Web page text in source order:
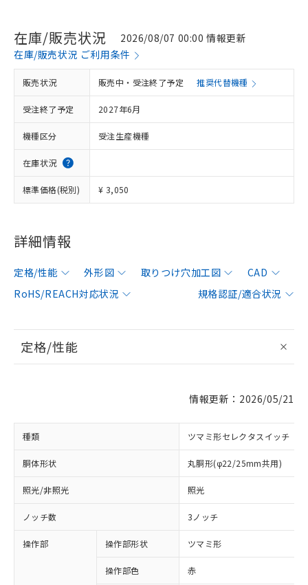
在庫/販売状況
2026/08/07 00:00 情報更新
在庫/販売状況 ご利用条件
販売状況 販売中・受注終了予定 推奨代替機種
受注終了予定 2027年6月
機種区分 受注生産機種
在庫状況
標準価格(税別) ¥ 3,050
詳細情報
定格/性能 外形図 取りつけ穴加工図
CAD
RoHS/REACH対応状況
規格認証/適合状況
定格/性能
情報更新：2026/05/21
種類 ツマミ形セレクタスイッチ
胴体形状 丸胴形(φ22/25mm共用)
照光/非照光 照光
ノッチ数 3ノッチ
操作部 操作部形状 ツマミ形
操作部色 赤